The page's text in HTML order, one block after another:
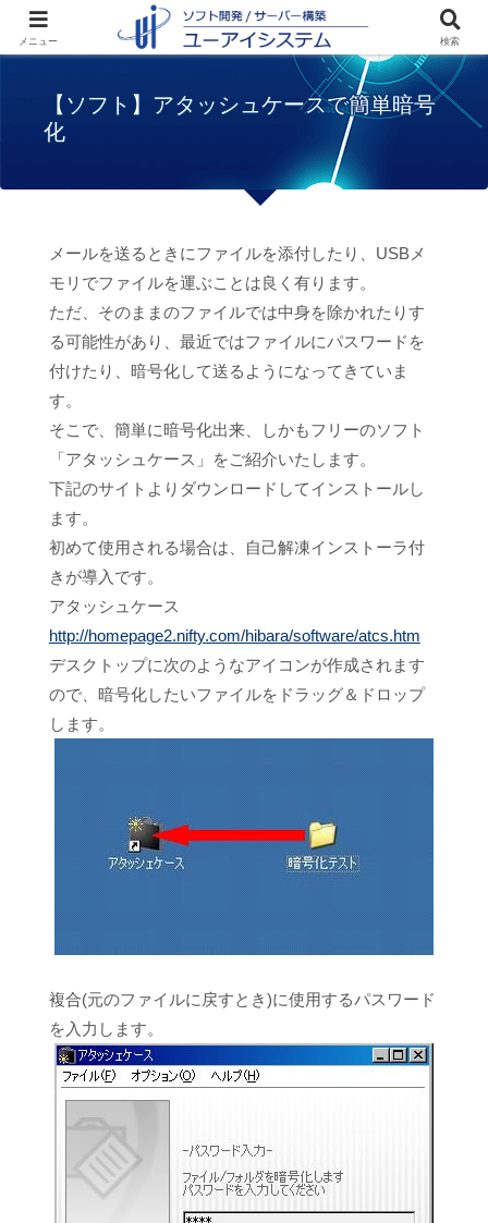
お知らせ
【ソフト】アタッシュケ
ースで簡単暗号化
【ソフト】アタッシュケースで簡単暗号
化
メールを送るときにファイルを添付したり、USBメ
モリでファイルを運ぶことは良く有ります。
ただ、そのままのファイルでは中身を除かれたりす
る可能性があり、最近ではファイルにパスワードを
付けたり、暗号化して送るようになってきていま
す。
そこで、簡単に暗号化出来、しかもフリーのソフト
「アタッシュケース」をご紹介いたします。
下記のサイトよりダウンロードしてインストールし
ます。
初めて使用される場合は、自己解凍インストーラ付
きが導入です。
アタッシュケース
http://homepage2.nifty.com/hibara/software/atcs.htm
デスクトップに次のようなアイコンが作成されます
ので、暗号化したいファイルをドラッグ＆ドロップ
します。
複合(元のファイルに戻すとき)に使用するパスワード
を入力します。
メニュー 検索